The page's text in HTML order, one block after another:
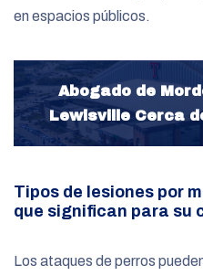
en espacios públicos.
Abogado de
Lewisville Cerca
Tipos de lesiones por
que significan para su
Los ataques de perros